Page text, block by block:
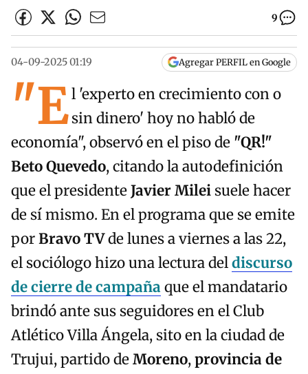
9
04-09-2025 01:19 Agregar PERFIL en Google
"El 'experto en crecimiento con o
sin dinero' hoy no habló de
economía", observó en el piso de "QR!"
Beto Quevedo, citando la autodefinición
que el presidenteJavier Milei suele hacer
de sí mismo. En el programa que se emite
porBravo TVde lunes a viernes a las 22,
el sociólogo hizo una lectura deldiscurso
de cierre de campañaque el mandatario
brindó ante sus seguidores en el Club
Atlético Villa Ángela, sito en la ciudad de
Trujui, partido deMoreno,provincia de